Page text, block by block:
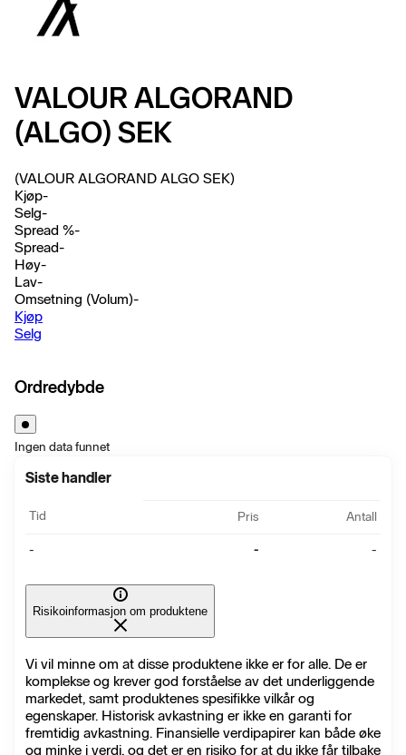
VALOUR ALGORAND
(ALGO) SEK
(VALOUR ALGORAND ALGO SEK)
Kjøp-
Selg-
Spread %-
Spread-
Høy-
Lav-
Omsetning (Volum)-
Kjøp
Selg
Ordredybde
Ingen data funnet
Siste handler
Tid Pris Antall
- - -
Risikoinformasjon om produktene
Vi vil minne om at disse produktene ikke er for alle. De er
komplekse og krever god forståelse av det underliggende
markedet, samt produktenes spesifikke vilkår og
egenskaper. Historisk avkastning er ikke en garanti for
fremtidig avkastning. Finansielle verdipapirer kan både øke
og minke i verdi, og det er en risiko for at du ikke får tilbake